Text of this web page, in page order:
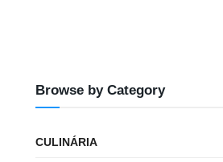
Browse by Category
CULINÁRIA